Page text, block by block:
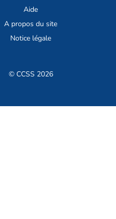
Aide
A propos du site
Notice légale
© CCSS 2026